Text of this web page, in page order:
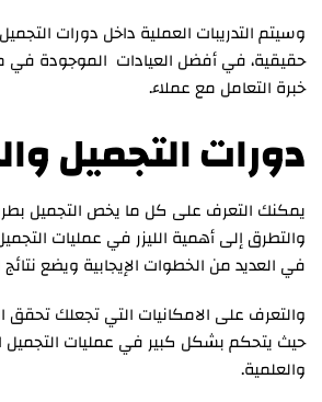
وسيتم التدريبات العملية داخل دورات
حقيقية، في أفضل العيادات الموجودة في
خبرة التعامل مع عملاء.
دورات التجميل
يمكنك التعرف على كل ما يخص التجميل
والتطرق إلى أهمية الليزر في عمليات
في العديد من الخطوات الإيجابية ويضع
والتعرف على الامكانيات التي تجعلك تحقق
حيث يتحكم بشكل كبير في عمليات التجميل
والعلمية.